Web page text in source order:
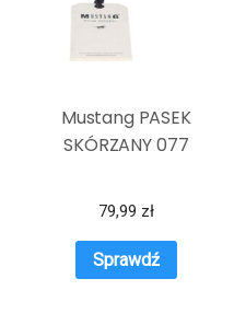
Mustang PASEK
SKÓRZANY 077
79,99 zł
Sprawdź